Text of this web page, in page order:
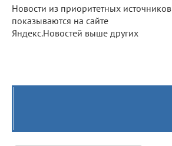
Новости из приоритетных источников
показываются на сайте
Яндекс.Новостей выше других